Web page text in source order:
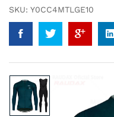
SKU: Y0CC4MTLGE10